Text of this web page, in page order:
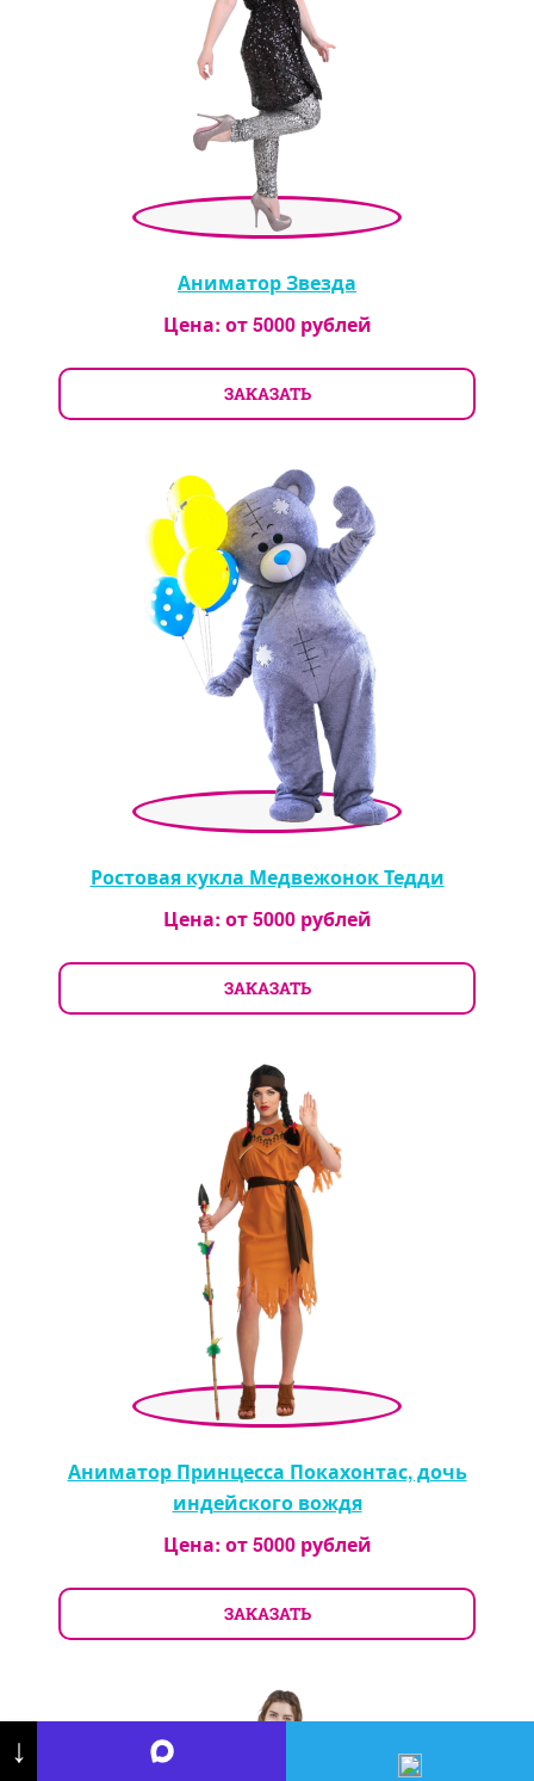
Аниматор Звезда
Цена: от5000рублей
ЗАКАЗАТЬ
Ростовая кукла Медвежонок Тедди
Цена: от5000рублей
ЗАКАЗАТЬ
Аниматор Принцесса Покахонтас, дочь
индейского вождя
Цена: от5000рублей
ЗАКАЗАТЬ
↓